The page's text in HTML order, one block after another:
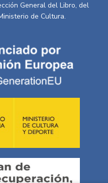
General del Libro, del
de Cultura.